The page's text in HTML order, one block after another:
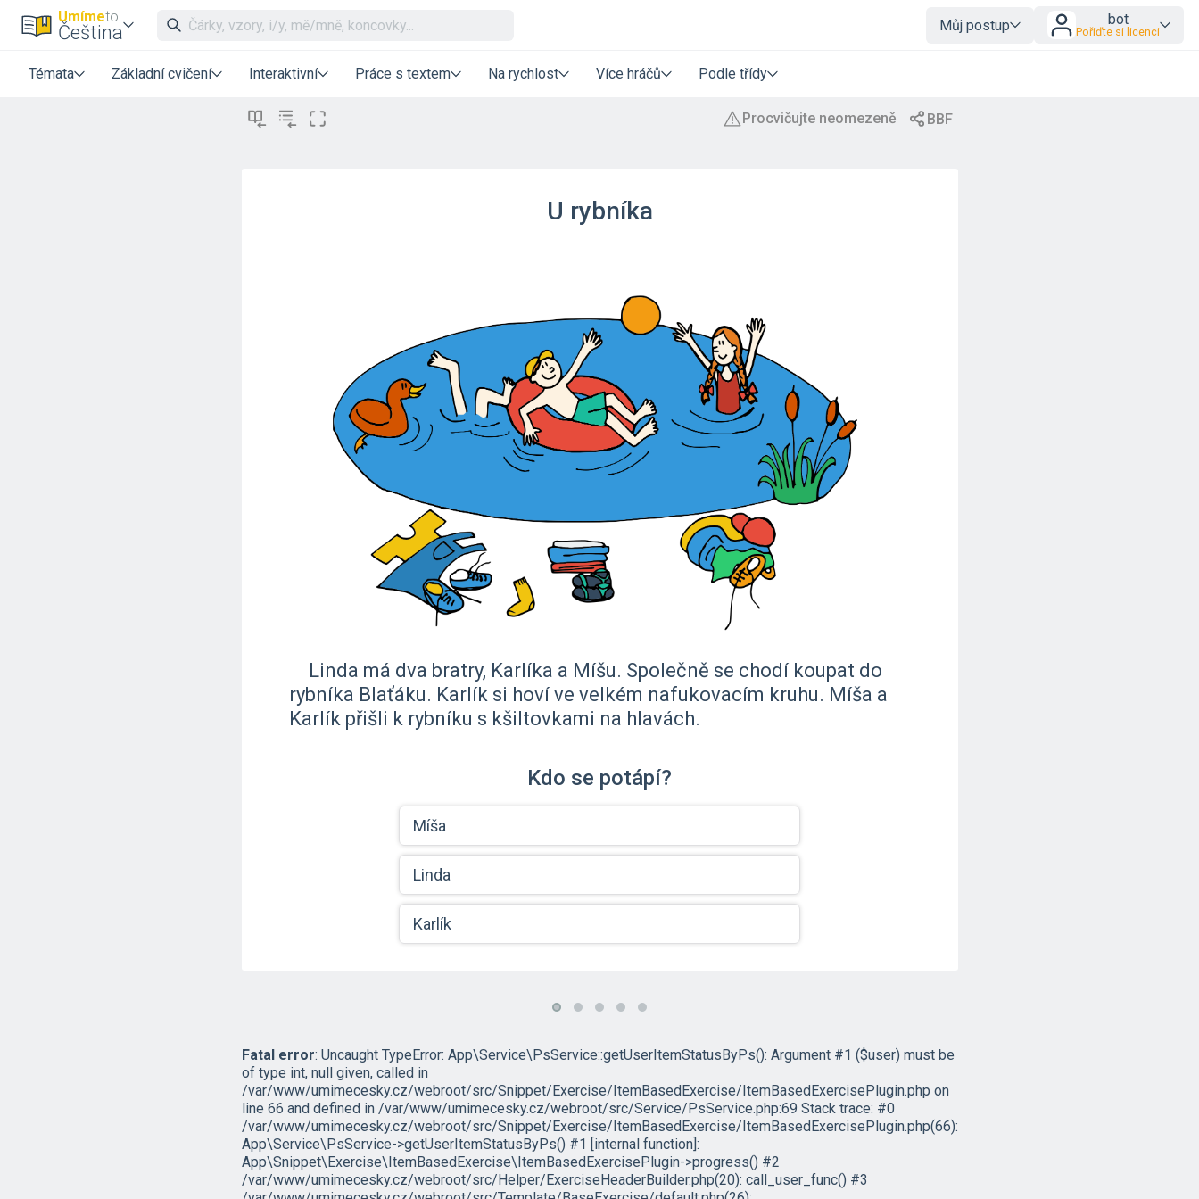
Umímeto
Čeština Můj postup bot
Pořiďte si licenci
Témata Základní cvičení Interaktivní Práce s textem Na rychlost Více hráčů Podle třídy
U rybníka
Linda má dva bratry, Karlíka a Míšu. Společně se chodí koupat do
rybníka Blaťáku. Karlík si hoví ve velkém nafukovacím kruhu. Míša a
Karlík přišli k rybníku s kšiltovkami na hlavách.
Kdo se potápí?
Míša
Linda
Karlík
Fatal error: Uncaught TypeError: App\Service\PsService::getUserItemStatusByPs(): Argument #1 ($user) must be
of type int, null given, called in
/var/www/umimecesky.cz/webroot/src/Snippet/Exercise/ItemBasedExercise/ItemBasedExercisePlugin.php on
line 66 and defined in /var/www/umimecesky.cz/webroot/src/Service/PsService.php:69 Stack trace: #0
/var/www/umimecesky.cz/webroot/src/Snippet/Exercise/ItemBasedExercise/ItemBasedExercisePlugin.php(66):
App\Service\PsService->getUserItemStatusByPs() #1 [internal function]:
App\Snippet\Exercise\ItemBasedExercise\ItemBasedExercisePlugin->progress() #2
/var/www/umimecesky.cz/webroot/src/Helper/ExerciseHeaderBuilder.php(20): call_user_func() #3